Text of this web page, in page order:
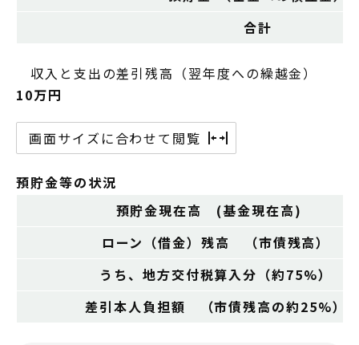
合計
収入と支出の差引残高（翌年度への繰越金）
10万円
画面サイズに合わせて閲覧
預貯金等の状況
預貯金現在高 (基金現在高)
ローン（借金）残高 （市債残高）
うち、地方交付税算入分（約75%）
差引本人負担額 （市債残高の約25%）